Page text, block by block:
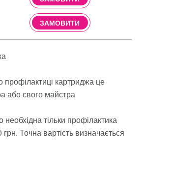
ЗАМОВИТИ
профілактиці картриджа це
або свого майстра
тільки профілактика
Точна вартість визначається